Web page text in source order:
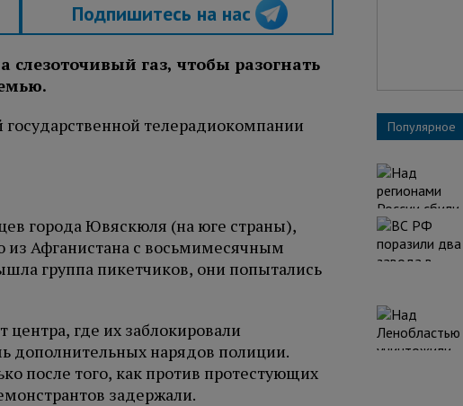
Подпишитесь на нас
газ, чтобы разогнать
государственной телерадиокомпании
города Ювяскюля (на юге страны),
из Афганистана с восьмимесячным
группа пикетчиков, они попытались
где их заблокировали
дополнительных нарядов полиции.
после того, как против протестующих
задержали.
Популярное